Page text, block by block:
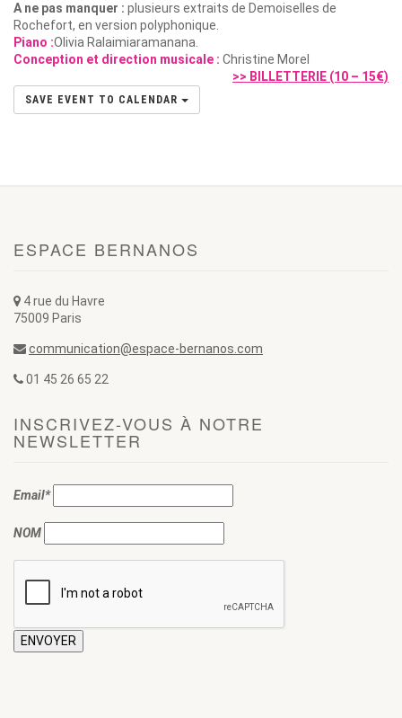
A ne pas manquer : plusieurs extraits de Demoiselles de
Rochefort, en version polyphonique.
Piano :Olivia Ralaimiaramanana.
Conception et direction musicale : Christine Morel
>> BILLETTERIE (10 – 15€)
SAVE EVENT TO CALENDAR
ESPACE BERNANOS
4 rue du Havre
75009 Paris
communication@espace-bernanos.com
01 45 26 65 22
INSCRIVEZ-VOUS À NOTRE
NEWSLETTER
Email*
NOM